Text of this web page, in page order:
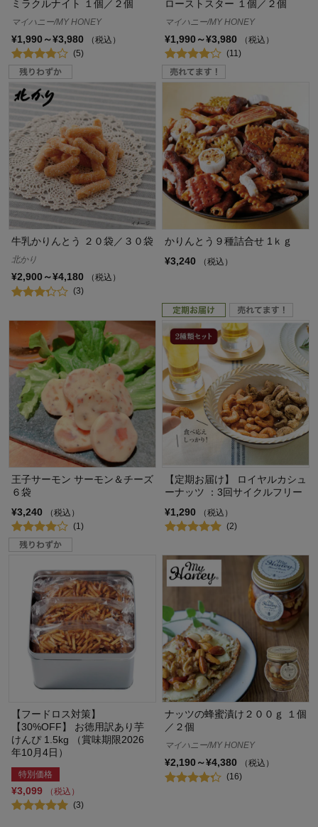
ミラクルナイト １個／２個
マイハニー/MY HONEY
¥1,990～¥3,980
（税込）
(5)
ローストスター １個／２個
マイハニー/MY HONEY
¥1,990～¥3,980
（税込）
(11)
牛乳かりんとう ２０袋／３０袋
北かり
¥2,900～¥4,180
（税込）
(3)
かりんとう９種詰合せ 1ｋｇ
¥3,240
（税込）
王子サーモン サーモン＆チーズ
６袋
¥3,240
（税込）
(1)
【定期お届け】 ロイヤルカシュ
ーナッツ ：3回サイクルフリー
¥1,290
（税込）
(2)
【フードロス対策】
【30%OFF】 お徳用訳あり芋
けんぴ 1.5kg （賞味期限2026
年10月4日）
特別価格
¥3,099
（税込）
(3)
ナッツの蜂蜜漬け２００ｇ １個
／２個
マイハニー/MY HONEY
¥2,190～¥4,380
（税込）
(16)